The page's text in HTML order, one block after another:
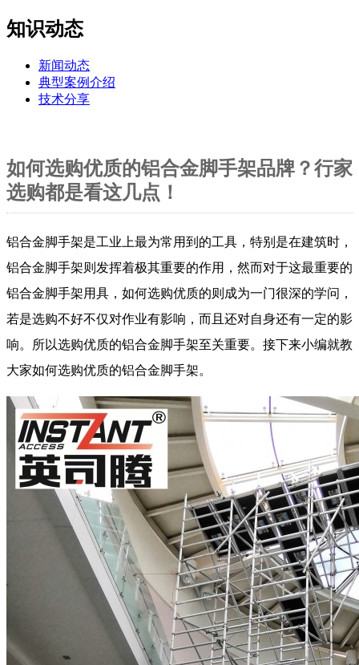
知识动态
新闻动态
典型案例介绍
技术分享
如何选购优质的铝合金脚手架品牌？行家
选购都是看这几点！
铝合金脚手架是工业上最为常用到的工具，特别是在建筑时，
铝合金脚手架则发挥着极其重要的作用，然而对于这最重要的
铝合金脚手架用具，如何选购优质的则成为一门很深的学问，
若是选购不好不仅对作业有影响，而且还对自身还有一定的影
响。所以选购优质的铝合金脚手架至关重要。接下来小编就教
大家如何选购优质的铝合金脚手架。